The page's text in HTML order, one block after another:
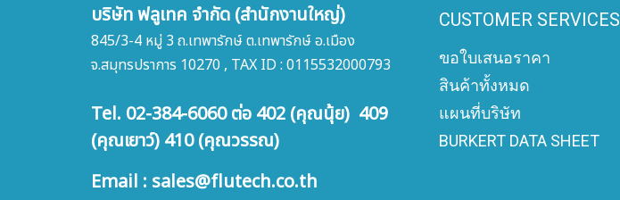
บริษัท ฟลูเทค จำกัด (สำนักงานใหญ่)
845/3-4 หมู่ 3 ถ.เทพารักษ์ ต.เทพารักษ์ อ.เมือง
จ.สมุทรปราการ 10270 , TAX ID : 0115532000793
Tel. 02-384-6060 ต่อ 402 (คุณนุ้ย) 409
(คุณเยาว์) 410 (คุณวรรณ)
Email : sales@flutech.co.th
CUSTOMER SERVICES
ขอใบเสนอราคา
สินค้าทั้งหมด
แผนที่บริษัท
BURKERT DATA SHEET